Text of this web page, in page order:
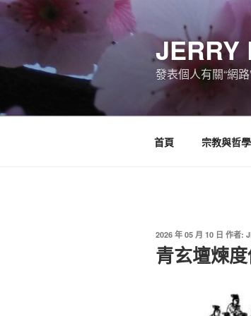
跳
JERRY
發表個人有關“網
首頁 宗教與哲學
發
佈
於
2026 年 05 月 10 日 作者:
青玄壇煉